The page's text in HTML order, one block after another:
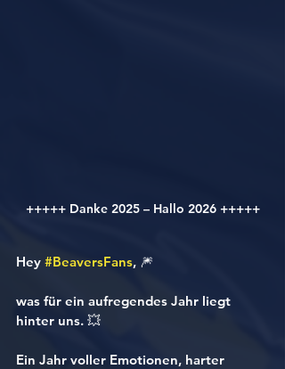
+++++ Danke 2025 – Hallo 2026 +++++
Hey #BeaversFans, 🎆
was für ein aufregendes Jahr liegt
hinter uns. 💥
Ein Jahr voller Emotionen, harter